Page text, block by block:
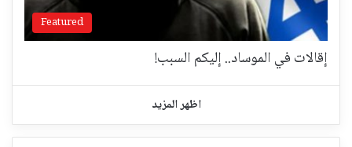
Featured
إقالات في الموساد.. إليكم السبب!
اظهر المزيد